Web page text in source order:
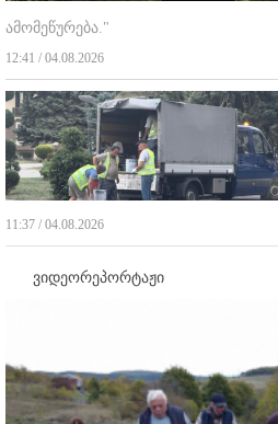
ამომეწურება."
12:41 / 04.08.2026
11:37 / 04.08.2026
ვიდეორეპორტაჟი